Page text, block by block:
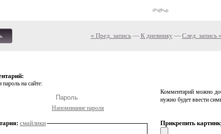
« Пред. запись— К дневнику — След. запись
на сайте:
Напоминание пароля
Комментарий можно
нужно будет ввести
смайлики Прикрепить